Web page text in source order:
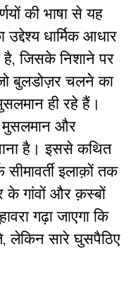
की भाषा से यह
धार्मिक आधार
जिसके निशाने पर
बुलडोज़र चलने का
ही रहे हैं।
मुसलमान और
है। इससे कथित
इलाक़ों तक
के गांवों और क़स्बों
गढ़ा जाएगा कि
लेकिन सारे घुसपैठिए